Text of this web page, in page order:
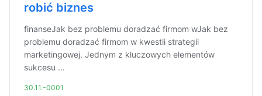
robić biznes
finanseJak bez problemu doradzać firmom wJak bez
problemu doradzać firmom w kwestii strategii
marketingowej. Jednym z kluczowych elementów
sukcesu ...
30.11.-0001